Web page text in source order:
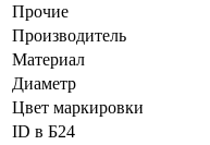
Прочие
Производитель
Материал
Диаметр
Цвет маркировки
ID в Б24